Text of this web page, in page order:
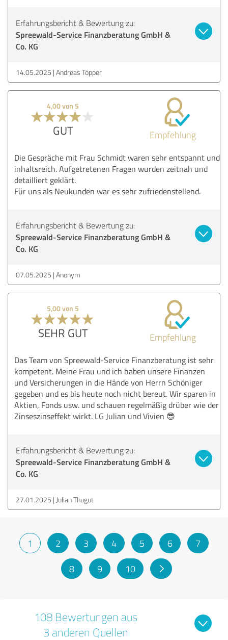
Erfahrungsbericht & Bewertung zu:
Spreewald-Service Finanzberatung GmbH &
Co. KG
14.05.2025 Andreas Töpper
4,00 von 5
GUT Empfehlung
Die Gespräche mit Frau Schmidt waren sehr entspannt und
inhaltsreich. Aufgetretenen Fragen wurden zeitnah und
detailliert geklärt.
Für uns als Neukunden war es sehr zufriedenstellend.
Erfahrungsbericht & Bewertung zu:
Spreewald-Service Finanzberatung GmbH &
Co. KG
07.05.2025 Anonym
5,00 von 5
SEHR GUT Empfehlung
Das Team von Spreewald-Service Finanzberatung ist sehr
kompetent. Meine Frau und ich haben unsere Finanzen
und Versicherungen in die Hände von Herrn Schöniger
gegeben und es bis heute noch nicht bereut. Wir sparen in
Aktien, Fonds usw. und schauen regelmäßig drüber wie der
Zinseszinseffekt wirkt. LG Julian und Vivien 😎
Erfahrungsbericht & Bewertung zu:
Spreewald-Service Finanzberatung GmbH &
Co. KG
27.01.2025 Julian Thugut
1 2 3 4 5 6 7
8 9 10
108 Bewertungen aus
3 anderen Quellen